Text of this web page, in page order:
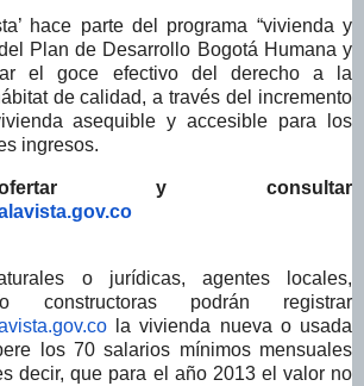
hace parte del programa “vivienda y
Plan de Desarrollo Bogotá Humana y
el goce efectivo del derecho a la
de calidad, a través del incremento
asequible y accesible para los
ingresos.
y consultar
o jurídicas, agentes locales,
constructoras podrán registrar
la vivienda nueva o usada
los 70 salarios mínimos mensuales
decir, que para el año 2013 el valor no